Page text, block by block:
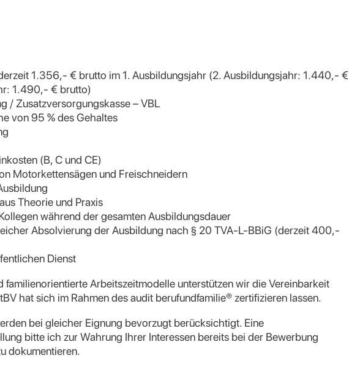
1.356,- € brutto im 1. Ausbildungsjahr (2. Ausbildungsjahr: 1.440,- €
1.490,- € brutto)
/ Zusatzversorgungskasse – VBL
von 95 % des Gehaltes
(B, C und CE)
Motorkettensägen und Freischneidern
Theorie und Praxis
während der gesamten Ausbildungsdauer
Absolvierung der Ausbildung nach § 20 TVA-L-BBiG (derzeit 400,-
Dienst
familienorientierte Arbeitszeitmodelle unterstützen wir die Vereinbarkeit
hat sich im Rahmen des audit berufundfamilie® zertifizieren lassen.
bei gleicher Eignung bevorzugt berücksichtigt. Eine
bitte ich zur Wahrung Ihrer Interessen bereits bei der Bewerbung
dokumentieren.